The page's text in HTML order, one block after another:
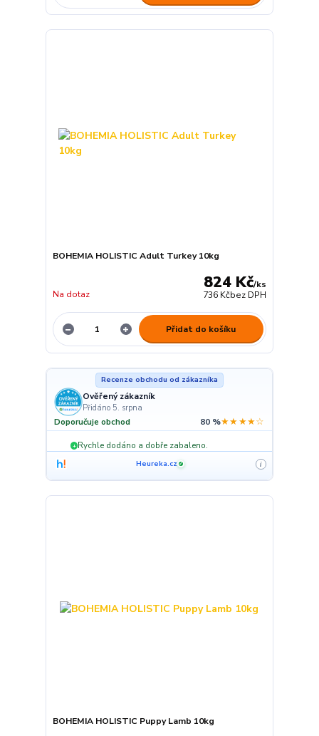
BOHEMIA HOLISTIC Adult Turkey 10kg
824 Kč/ks
736 Kčbez DPH
Na dotaz
Přidat do košíku
Recenze obchodu od zákazníka
Ověřený zákazník
Přidáno 5. srpna
Doporučuje obchod 80 %★★★★☆
+ Rychle dodáno a dobře zabaleno.
Heureka.cz ✓ i
BOHEMIA HOLISTIC Puppy Lamb 10kg